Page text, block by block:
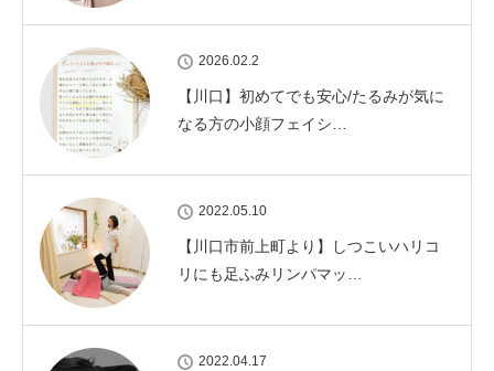
2026.02.2
【川口】初めてでも安心/たるみが気に
なる方の小顔フェイシ…
2022.05.10
【川口市前上町より】しつこいハリコ
リにも足ふみリンパマッ…
2022.04.17